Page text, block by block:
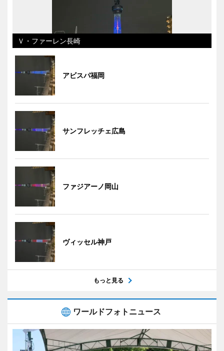
Ｖ・ファーレン長崎
アビスパ福岡
サンフレッチェ広島
ファジアーノ岡山
ヴィッセル神戸
もっと見る
ワールドフォトニュース